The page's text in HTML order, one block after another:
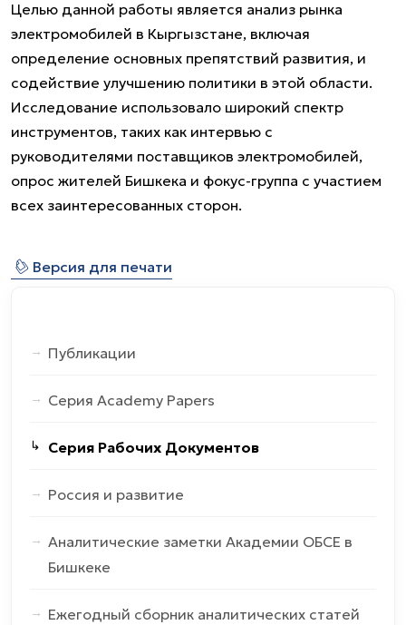
Целью данной работы является анализ рынка
электромобилей в Кыргызстане, включая
определение основных препятствий развития, и
содействие улучшению политики в этой области.
Исследование использовало широкий спектр
инструментов, таких как интервью с
руководителями поставщиков электромобилей,
опрос жителей Бишкека и фокус-группа с участием
всех заинтересованных сторон.
⎙ Версия для печати
Публикации
Серия Academy Papers
Серия Рабочих Документов
Россия и развитие
Аналитические заметки Академии ОБСЕ в
Бишкеке
Ежегодный сборник аналитических статей